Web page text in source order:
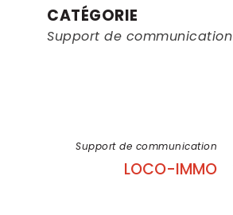
CATÉGORIE
Support de communication
Support de communication
LOCO-IMMO